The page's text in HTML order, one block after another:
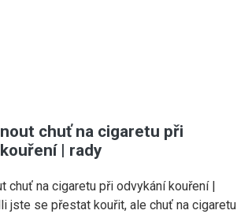
chuť na cigaretu při
| rady
chuť na cigaretu při odvykání kouření |
jste se přestat kouřit, ale chuť na cigaretu